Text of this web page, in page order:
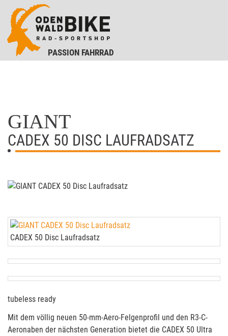
PASSION FAHRRAD
GIANT
CADEX 50 DISC LAUFRADSATZ
CADEX 50 Disc Laufradsatz
tubeless ready
Mit dem völlig neuen 50-mm-Aero-Felgenprofil und den R3-C-
Aeronaben der nächsten Generation bietet die CADEX 50 Ultra